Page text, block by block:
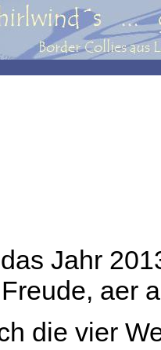
Jahr
aer
die vier